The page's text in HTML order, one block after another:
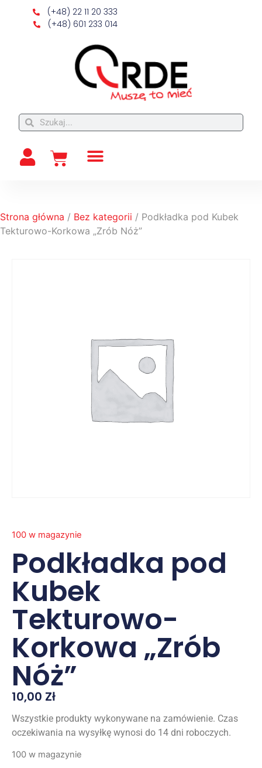
(+48) 22 11 20 333
(+48) 601 233 014
Strona główna / Bez kategorii / Podkładka pod Kubek
Tekturowo-Korkowa „Zrób Nóż”
100 w magazynie
Podkładka pod
Kubek
Tekturowo-
Korkowa „Zrób
Nóż”
10,00 Zł
Wszystkie produkty wykonywane na zamówienie. Czas
oczekiwania na wysyłkę wynosi do 14 dni roboczych.
100 w magazynie